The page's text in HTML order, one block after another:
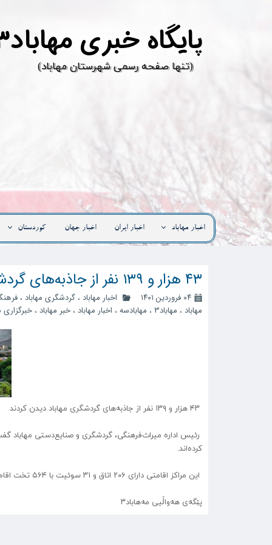
پ
​(تنها صفحه رسمی شهرستان مهاباد)
اخبار مهاباد اخبار ایران اخبار جهان کوردستان
۴۳ هزار و ۱۳۹ نفر از جاذبه‌های گردشگری مهاباد دیدن کردند
۰۴ فروردین ۱۴۰۱ اخبار مهاباد ،گردشگری مهاباد ،
مهاباد ، مهاباد3 ، مهابادسه ، اخبار مهاباد ،خبر مهاباد ،خبرگزاری
۴۳ هزار و ۱۳۹ نفر از جاذبه‌های گردشگری مهاباد دیدن کردند
کرده‌اند.
این مراکز اقامتی دارای ۲۰۶ اتاق و ۳۱ سوئیت با ۵۶۴ تخت اقامتی هستند که در سه روز گذشته نزدیک به یک هزار و ۷۰۰ نفر در این مراکز اقامت داشتند..
پێگەی هەواڵیی مەهاباد۳